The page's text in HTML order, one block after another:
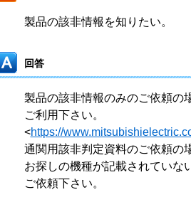
製品の該非情報を知りたい。
回答
製品の該非情報のみのご依頼の
ご利用下さい。
<https://
通関用該非判定資料のご依頼の
お探しの機種が記載されていな
ご依頼下さい。